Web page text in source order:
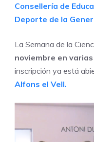
Consellería de
Deporte de la
La Semana de la
noviembre en
inscripción ya está
Alfons el Vell.